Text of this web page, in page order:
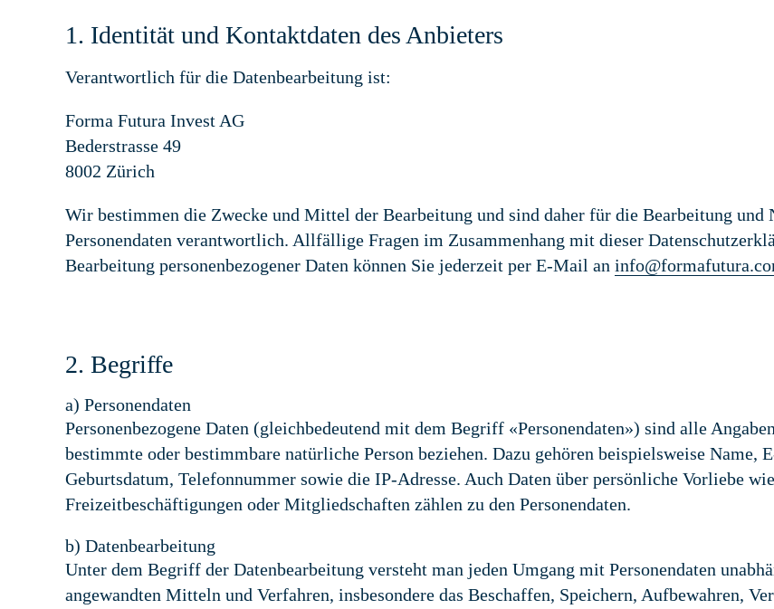
1. Identität und Kontaktdaten des Anbieters
Verantwortlich für die Datenbearbeitung ist:
Forma Futura Invest AG
Bederstrasse 49
8002 Zürich
Wir bestimmen die Zwecke und Mittel der Bearbeitung und sind daher für die Bearbeitung und
Personendaten verantwortlich. Allfällige Fragen im Zusammenhang mit dieser
Bearbeitung personenbezogener Daten können Sie jederzeit per E-Mail an
2. Begriffe
a) Personendaten
Personenbezogene Daten (gleichbedeutend mit dem Begriff «Personendaten») sind alle
bestimmte oder bestimmbare natürliche Person beziehen. Dazu gehören beispielsweise Name,
Geburtsdatum, Telefonnummer sowie die IP-Adresse. Auch Daten über persönliche Vorliebe wie
Freizeitbeschäftigungen oder Mitgliedschaften zählen zu den Personendaten.
b) Datenbearbeitung
Unter dem Begriff der Datenbearbeitung versteht man jeden Umgang mit Personendaten
angewandten Mitteln und Verfahren, insbesondere das Beschaffen, Speichern, Aufbewahren,